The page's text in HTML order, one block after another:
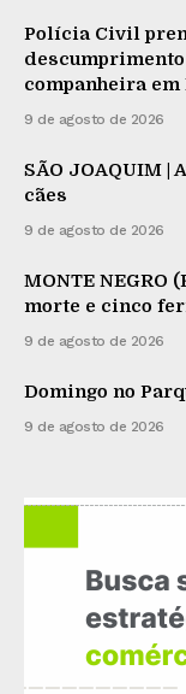
Polícia Civil
companheira
9 de agosto de 2026
SÃO JOAQUIM |
cães
9 de agosto de 2026
MONTE NEGRO
morte e cinco
9 de agosto de 2026
Domingo no
9 de agosto de 2026